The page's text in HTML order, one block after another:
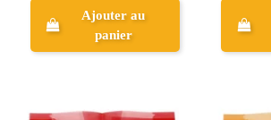
Ajouter au
panier